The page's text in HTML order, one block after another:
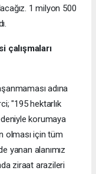
1 milyon 500
çalışmaları
adına
"195 hektarlık
korumaya
olması için tüm
yanan alanımız
ziraat arazileri